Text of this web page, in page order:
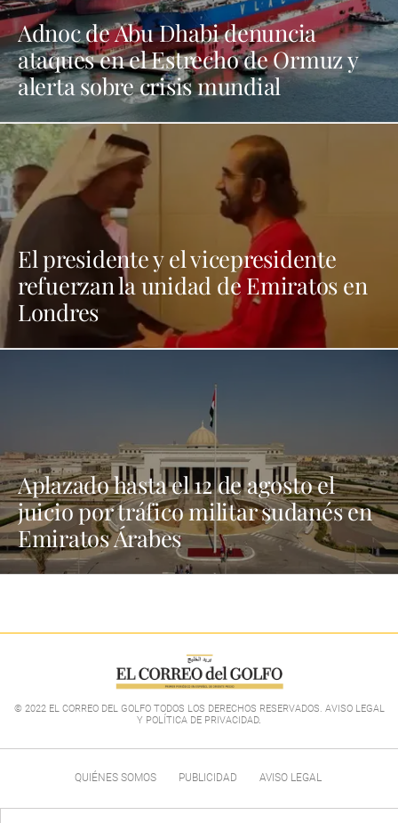
Adnoc de Abu Dhabi denuncia
ataques en el Estrecho de Ormuz y
alerta sobre crisis mundial
El presidente y el vicepresidente
refuerzan la unidad de Emiratos en
Londres
Aplazado hasta el 12 de agosto el
juicio por tráfico militar sudanés en
Emiratos Árabes
© 2022 EL CORREO DEL GOLFO TODOS LOS DERECHOS RESERVADOS. AVISO LEGAL
Y POLÍTICA DE PRIVACIDAD.
QUIÉNES SOMOS PUBLICIDAD AVISO LEGAL